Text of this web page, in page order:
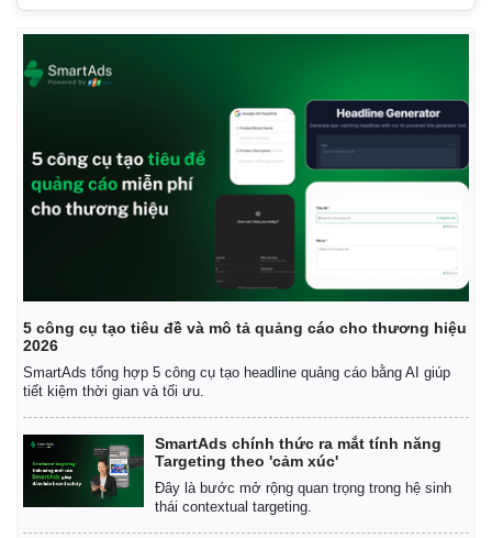
5 công cụ tạo tiêu đề và mô tả quảng cáo cho thương hiệu
2026
SmartAds tổng hợp 5 công cụ tạo headline quảng cáo bằng AI giúp
tiết kiệm thời gian và tối ưu.
SmartAds chính thức ra mắt tính năng
Targeting theo 'cảm xúc'
Đây là bước mở rộng quan trọng trong hệ sinh
thái contextual targeting.